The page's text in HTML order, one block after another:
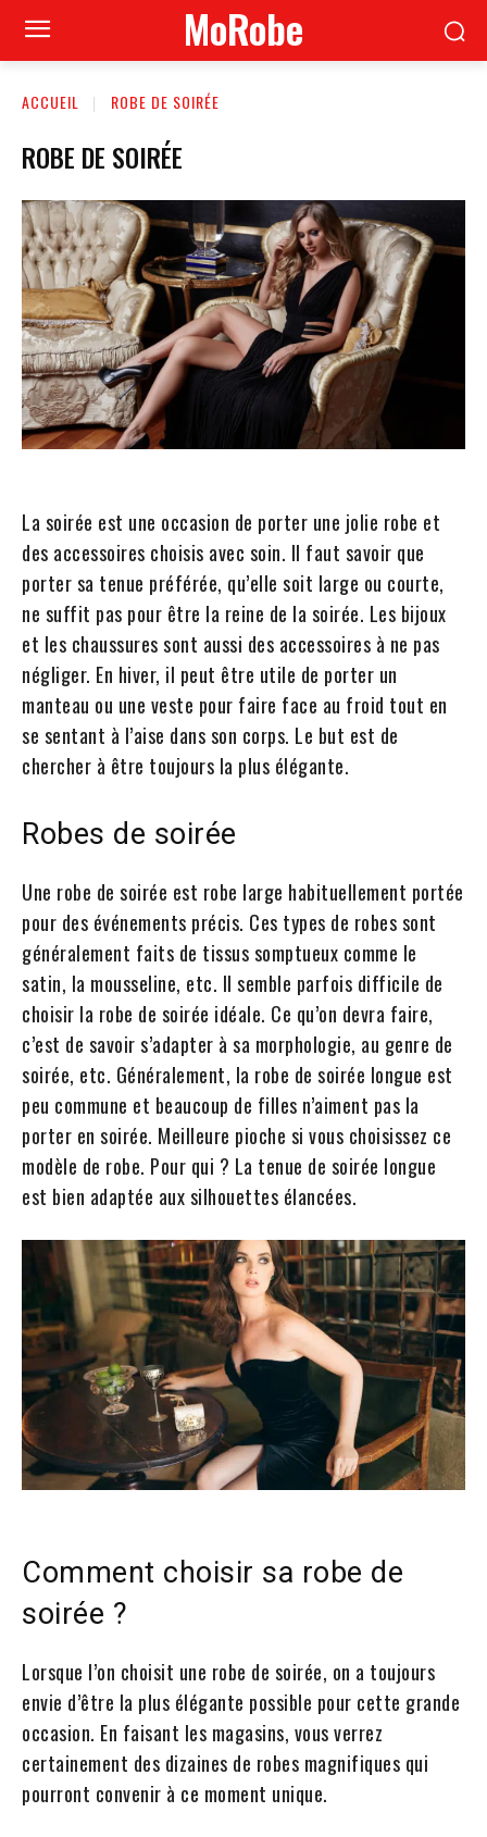
MoRobe
ACCUEIL ROBE DE SOIRÉE
ROBE DE SOIRÉE
La soirée est une occasion de porter une jolie robe et
des accessoires choisis avec soin. Il faut savoir que
porter sa tenue préférée, qu’elle soit large ou courte,
ne suffit pas pour être la reine de la soirée. Les bijoux
et les chaussures sont aussi des accessoires à ne pas
négliger. En hiver, il peut être utile de porter un
manteau ou une veste pour faire face au froid tout en
se sentant à l’aise dans son corps. Le but est de
chercher à être toujours la plus élégante.
Robes de soirée
Une robe de soirée est robe large habituellement portée
pour des événements précis. Ces types de robes sont
généralement faits de tissus somptueux comme le
satin, la mousseline, etc. Il semble parfois difficile de
choisir la robe de soirée idéale. Ce qu’on devra faire,
c’est de savoir s’adapter à sa morphologie, au genre de
soirée, etc. Généralement, la robe de soirée longue est
peu commune et beaucoup de filles n’aiment pas la
porter en soirée. Meilleure pioche si vous choisissez ce
modèle de robe. Pour qui ? La tenue de soirée longue
est bien adaptée aux silhouettes élancées.
Comment choisir sa robe de
soirée ?
Lorsque l’on choisit une robe de soirée, on a toujours
envie d’être la plus élégante possible pour cette grande
occasion. En faisant les magasins, vous verrez
certainement des dizaines de robes magnifiques qui
pourront convenir à ce moment unique.